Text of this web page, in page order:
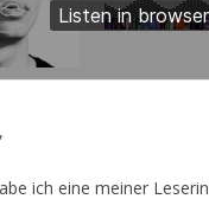
ich eine meiner